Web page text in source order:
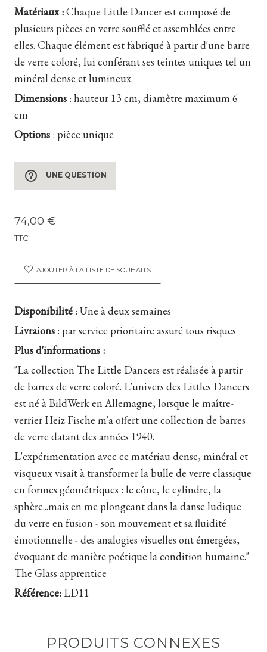
Matériaux :Chaque Little Dancer est composé de
plusieurs pièces en verre soufflé et assemblées entre
elles. Chaque élément est fabriqué à partir d'une barre
de verre coloré, lui conférant ses teintes uniques tel un
minéral dense et lumineux.
Dimensions: hauteur 13 cm, diamètre maximum 6
cm
Options : pièce unique
help_outline UNE QUESTION
74,00 €
TTC
AJOUTER À LA LISTE DE SOUHAITS
Disponibilité: Une à deux semaines
Livraions: par service prioritaire assuré tous risques
Plus d'informations :
"La collection The Little Dancers est réalisée à partir
de barres de verre coloré. L'univers des Littles Dancers
est né à BildWerk en Allemagne, lorsque le maître-
verrier Heiz Fische m'a offert une collection de barres
de verre datant des années 1940.
L'expérimentation avec ce matériau dense, minéral et
visqueux visait à transformer la bulle de verre classique
en formes géométriques : le cône, le cylindre, la
sphère...mais en me plongeant dans la danse ludique
du verre en fusion - son mouvement et sa fluidité
émotionnelle - des analogies visuelles ont émergées,
évoquant de manière poétique la condition humaine."
The Glass apprentice
Référence: LD11
PRODUITS CONNEXES